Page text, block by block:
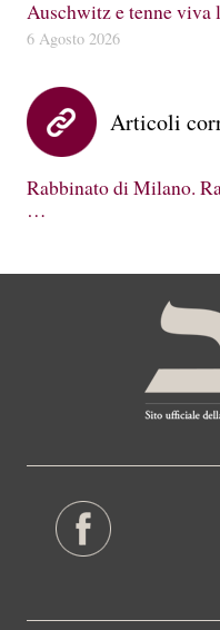
Auschwitz e tenne viva
6 Agosto 2026
Articoli
Rabbinato di Milano.
…